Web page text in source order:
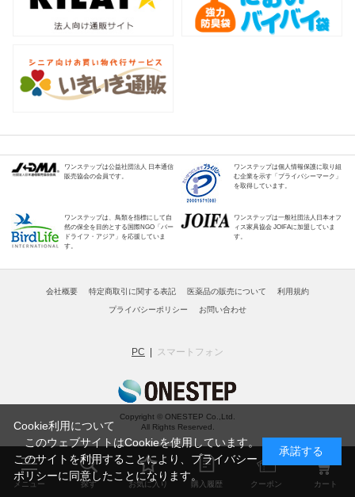
メニュー 探す お気に入り 購入履歴 クーポン カート
ワンステップは公益社団法人 日本通信
販売協会の会員です。
ワンステップは個人情報保護に取り組
む企業を示す「プライバシーマーク」
を取得しています。
ワンステップは、鳥類を指標にして自
然の保全を目的とする国際NGO「バー
ドライフ・アジア」を応援していま
す。
ワンステップは一般社団法人日本オフ
ィス家具協会 JOIFAに加盟していま
す。
会社概要 特定商取引に関する表記 医薬品の販売について 利用規約
プライバシーポリシー お問い合わせ
PC スマートフォン
Copyright © ONESTEP Co.,Ltd.
All Rights Reserved.
Cookie利用について
このウェブサイトはCookieを使用しています。
このサイトを利用することにより、 プライバシー
ポリシーに同意したことになります。
承諾する